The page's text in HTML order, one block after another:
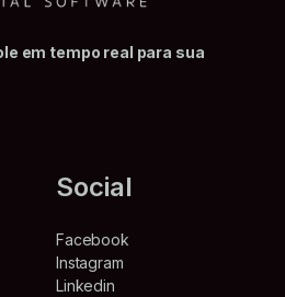
em tempo real para sua
Social
Facebook
Instagram
Linkedin